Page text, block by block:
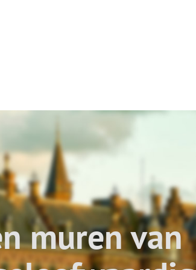
muren van